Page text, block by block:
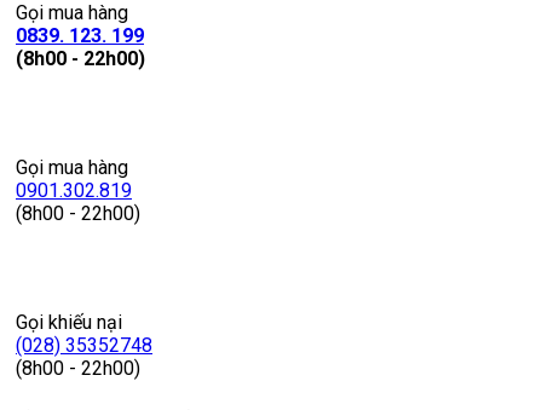
Gọi mua hàng
0839. 123. 199
(8h00 - 22h00)
Gọi mua hàng
0901.302.819
(8h00 - 22h00)
Gọi khiếu nại
(028) 35352748
(8h00 - 22h00)